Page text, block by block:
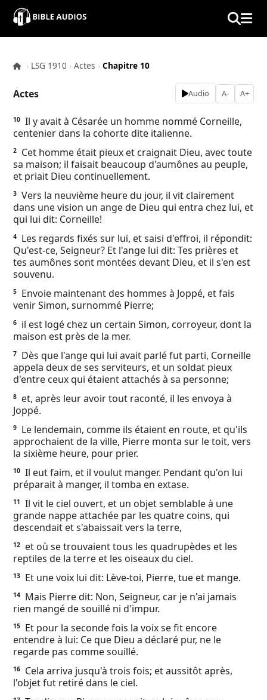
×
About
Copyright
Download
L.O.A
Ebook
› LSG 1910 › Actes › Chapitre 10
Actes Audio A- A+
10 Il y avait à Césarée un homme nommé Corneille,
centenier dans la cohorte dite italienne.
2
Cet homme était pieux et craignait Dieu, avec toute
sa maison; il faisait beaucoup d'aumônes au peuple,
et priait Dieu continuellement.
3 Vers la neuvième heure du jour, il vit clairement
dans une vision un ange de Dieu qui entra chez lui, et
qui lui dit: Corneille!
4
Les regards fixés sur lui, et saisi d'effroi, il répondit:
Qu'est-ce, Seigneur? Et l'ange lui dit: Tes prières et
tes aumônes sont montées devant Dieu, et il s'en est
souvenu.
5
Envoie maintenant des hommes à Joppé, et fais
venir Simon, surnommé Pierre;
6
il est logé chez un certain Simon, corroyeur, dont la
maison est près de la mer.
7
Dès que l'ange qui lui avait parlé fut parti, Corneille
appela deux de ses serviteurs, et un soldat pieux
d'entre ceux qui étaient attachés à sa personne;
8
et, après leur avoir tout raconté, il les envoya à
Joppé.
9
Le lendemain, comme ils étaient en route, et qu'ils
approchaient de la ville, Pierre monta sur le toit, vers
la sixième heure, pour prier.
10 Il eut faim, et il voulut manger. Pendant qu'on lui
préparait à manger, il tomba en extase.
11
Il vit le ciel ouvert, et un objet semblable à une
grande nappe attachée par les quatre coins, qui
descendait et s'abaissait vers la terre,
12
et où se trouvaient tous les quadrupèdes et les
reptiles de la terre et les oiseaux du ciel.
13 Et une voix lui dit: Lève-toi, Pierre, tue et mange.
14
Mais Pierre dit: Non, Seigneur, car je n'ai jamais
rien mangé de souillé ni d'impur.
15
Et pour la seconde fois la voix se fit encore
entendre à lui: Ce que Dieu a déclaré pur, ne le
regarde pas comme souillé.
16
Cela arriva jusqu'à trois fois; et aussitôt après,
l'objet fut retiré dans le ciel.